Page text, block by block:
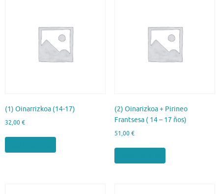
(1) Oinarrizkoa (14-17)
32,00 €
(2) Oinarizkoa + Pirineo
Frantsesa ( 14 – 17 ños)
51,00 €